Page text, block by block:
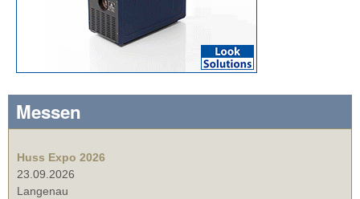
Messen
Huss Expo 2026
23.09.2026
Langenau